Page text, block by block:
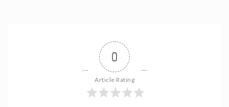
0
Article Rating